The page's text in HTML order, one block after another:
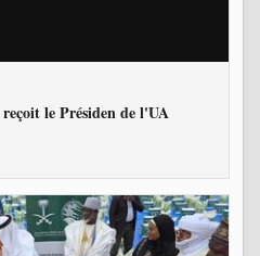
le Présiden de l'UA